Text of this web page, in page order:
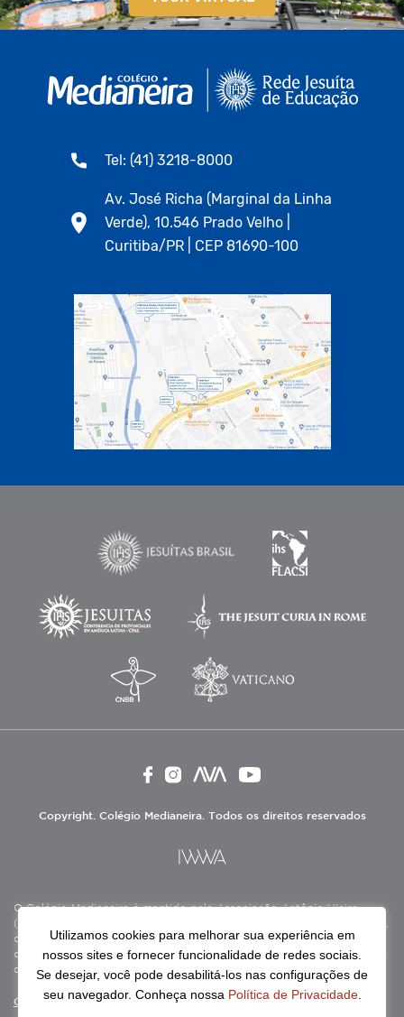
Tel: (41) 3218-8000
Av. José Richa (Marginal da Linha
Verde), 10.546 Prado Velho |
Curitiba/PR | CEP 81690-100
Copyright. Colégio Medianeira. Todos os direitos reservados
O Colégio Medianeira é mantido pela Associação Antônio Vieira
(ASAV), instituição de direito privado sem fins lucrativos, filantrópica,
de natureza educativa, cultural, assistencial e beneficente, certificada
como Entidade Beneficente de Assistência Social (CEBAS), nas áreas
de educação e assistência social.
Continue lendo
Utilizamos cookies para melhorar sua experiência em
nossos sites e fornecer funcionalidade de redes sociais.
Se desejar, você pode desabilitá-los nas configurações de
seu navegador. Conheça nossa Política de Privacidade.